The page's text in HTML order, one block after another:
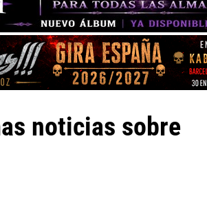
noticias sobre